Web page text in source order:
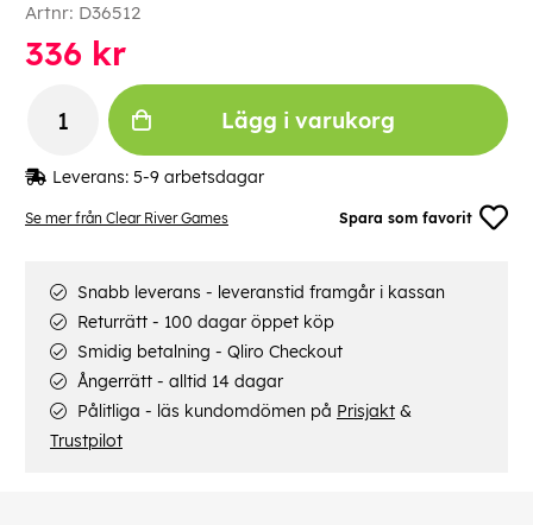
Se mer från Clear River Games Spara som favorit
Artnr: D36512
336 kr
Lägg i varukorg
Leverans: 5-9 arbetsdagar
Snabb leverans - leveranstid framgår i kassan
Returrätt - 100 dagar öppet köp
Smidig betalning - Qliro Checkout
Ångerrätt - alltid 14 dagar
Pålitliga - läs kundomdömen på Prisjakt &
Trustpilot